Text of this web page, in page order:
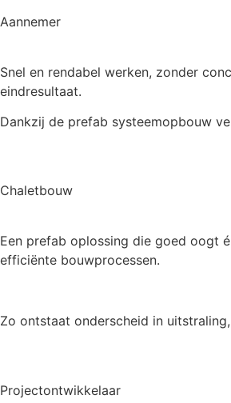
Aannemer
Snel en rendabel werken, zonder
eindresultaat.
Dankzij de prefab systeemopbouw
Chaletbouw
Een prefab oplossing die goed oogt
efficiënte bouwprocessen.
Zo ontstaat onderscheid in
Projectontwikkelaar